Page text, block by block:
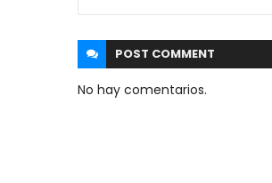
POST COMMENT
No hay comentarios.